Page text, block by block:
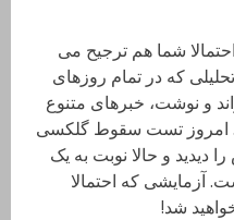
شما هم ترجیح می
که در تمام روزهای
و نوشت، خبرهای متنوع
امروز تست سقوط گلکسی
6 اس پلاس را دیدید و حالا نوبت به یک
آزمایشی که احتمالا
شد!